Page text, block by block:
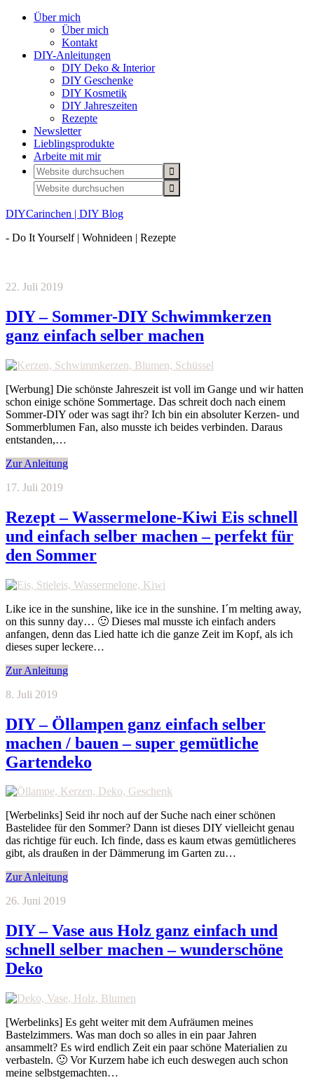
Über mich
Über mich
Kontakt
DIY-Anleitungen
DIY Deko & Interior
DIY Geschenke
DIY Kosmetik
DIY Jahreszeiten
Rezepte
Newsletter
Lieblingsprodukte
Arbeite mit mir
DIYCarinchen | DIY Blog
- Do It Yourself | Wohnideen | Rezepte
22. Juli 2019
DIY – Sommer-DIY Schwimmkerzen
ganz einfach selber machen
[Werbung] Die schönste Jahreszeit ist voll im Gange und wir hatten
schon einige schöne Sommertage. Das schreit doch nach einem
Sommer-DIY oder was sagt ihr? Ich bin ein absoluter Kerzen- und
Sommerblumen Fan, also musste ich beides verbinden. Daraus
entstanden,…
Zur Anleitung
17. Juli 2019
Rezept – Wassermelone-Kiwi Eis schnell
und einfach selber machen – perfekt für
den Sommer
Like ice in the sunshine, like ice in the sunshine. I´m melting away,
on this sunny day… 🙂 Dieses mal musste ich einfach anders
anfangen, denn das Lied hatte ich die ganze Zeit im Kopf, als ich
dieses super leckere…
Zur Anleitung
8. Juli 2019
DIY – Öllampen ganz einfach selber
machen / bauen – super gemütliche
Gartendeko
[Werbelinks] Seid ihr noch auf der Suche nach einer schönen
Bastelidee für den Sommer? Dann ist dieses DIY vielleicht genau
das richtige für euch. Ich finde, dass es kaum etwas gemütlicheres
gibt, als draußen in der Dämmerung im Garten zu…
Zur Anleitung
26. Juni 2019
DIY – Vase aus Holz ganz einfach und
schnell selber machen – wunderschöne
Deko
[Werbelinks] Es geht weiter mit dem Aufräumen meines
Bastelzimmers. Was man doch so alles in ein paar Jahren
ansammelt? Es wird endlich Zeit ein paar schöne Materialien zu
verbasteln. 🙂 Vor Kurzem habe ich euch deswegen auch schon
meine selbstgemachten…